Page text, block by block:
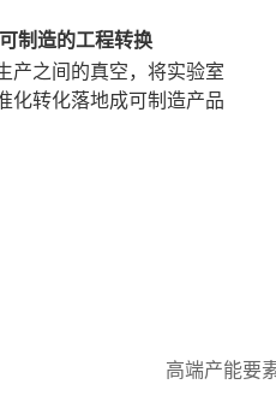
制造的工程转换
产之间的真空，将实验室
化转化落地成可制造产品
高端产能要